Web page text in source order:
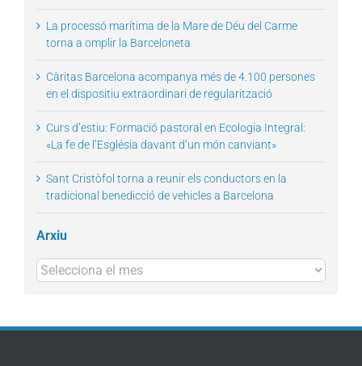
La processó marítima de la Mare de Déu del Carme
torna a omplir la Barceloneta
Càritas Barcelona acompanya més de 4.100 persones
en el dispositiu extraordinari de regularització
Curs d’estiu: Formació pastoral en Ecologia Integral:
«La fe de l’Església davant d’un món canviant»
Sant Cristòfol torna a reunir els conductors en la
tradicional benedicció de vehicles a Barcelona
Arxiu
Arxius